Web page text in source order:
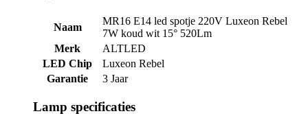
Naam
MR16 E14 led spotje 220V Luxeon Rebel
7W koud wit 15° 520Lm
Merk
ALTLED
LED Chip
Luxeon Rebel
Garantie
3 Jaar
Lamp specificaties